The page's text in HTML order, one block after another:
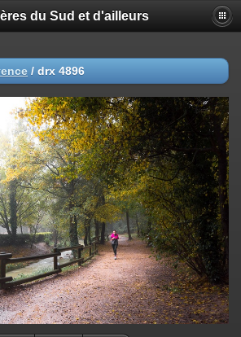
du Sud et d'ailleurs
/ drx 4896